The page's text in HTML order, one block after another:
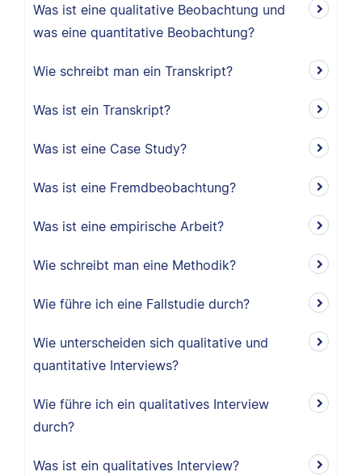
Was ist eine qualitative Beobachtung und
was eine quantitative Beobachtung?
Wie schreibt man ein Transkript?
Was ist ein Transkript?
Was ist eine Case Study?
Was ist eine Fremdbeobachtung?
Was ist eine empirische Arbeit?
Wie schreibt man eine Methodik?
Wie führe ich eine Fallstudie durch?
Wie unterscheiden sich qualitative und
quantitative Interviews?
Wie führe ich ein qualitatives Interview
durch?
Was ist ein qualitatives Interview?